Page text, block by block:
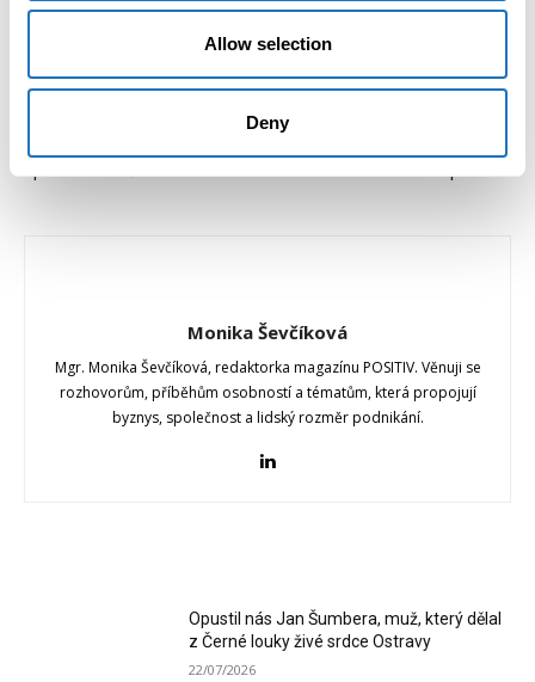
Allow selection
Deny
Co požaduje generace Z v
Rekordní zájem o studium na
Monika Ševčíková
Mgr. Monika Ševčíková, redaktorka magazínu POSITIV. Věnuji se
rozhovorům, příběhům osobností a tématům, která propojují
byznys, společnost a lidský rozměr podnikání.
Opustil nás Jan Šumbera, muž, který dělal
z Černé louky živé srdce Ostravy
22/07/2026